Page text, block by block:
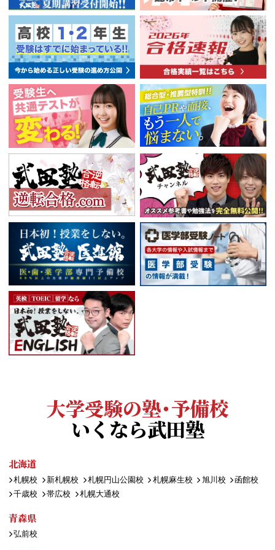
大学受験の塾・予備校
いくなら武田塾
北海道
札幌校 新札幌校 札幌円山公園校 札幌麻生校 旭川校
函館校
千歳校
帯広校 札幌大通校
青森県
弘前校